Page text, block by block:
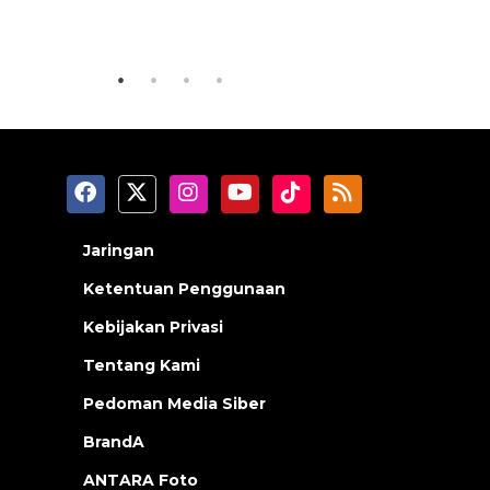
Jaringan
Ketentuan Penggunaan
Kebijakan Privasi
Tentang Kami
Pedoman Media Siber
BrandA
ANTARA Foto